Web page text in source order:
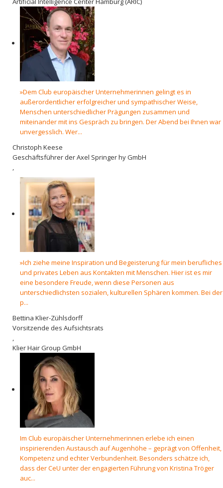
»Dem Club europäischer Unternehmerinnen gelingt es in
außerordentlicher erfolgreicher und sympathischer Weise,
Menschen unterschiedlicher Prägungen zusammen und
miteinander mit ins Gespräch zu bringen. Der Abend bei Ihnen war
unvergesslich. Wer...
Christoph Keese
Geschäftsführer der Axel Springer hy GmbH
,
»Ich ziehe meine Inspiration und Begeisterung für mein berufliches
und privates Leben aus Kontakten mit Menschen. Hier ist es mir
eine besondere Freude, wenn diese Personen aus
unterschiedlichsten sozialen, kulturellen Sphären kommen. Bei der
p...
Bettina Klier-Zühlsdorff
Vorsitzende des Aufsichtsrats
,
Klier Hair Group GmbH
Im Club europäischer Unternehmerinnen erlebe ich einen
inspirierenden Austausch auf Augenhöhe – geprägt von Offenheit,
Kompetenz und echter Verbundenheit. Besonders schätze ich,
dass der CeU unter der engagierten Führung von Kristina Tröger
auc...